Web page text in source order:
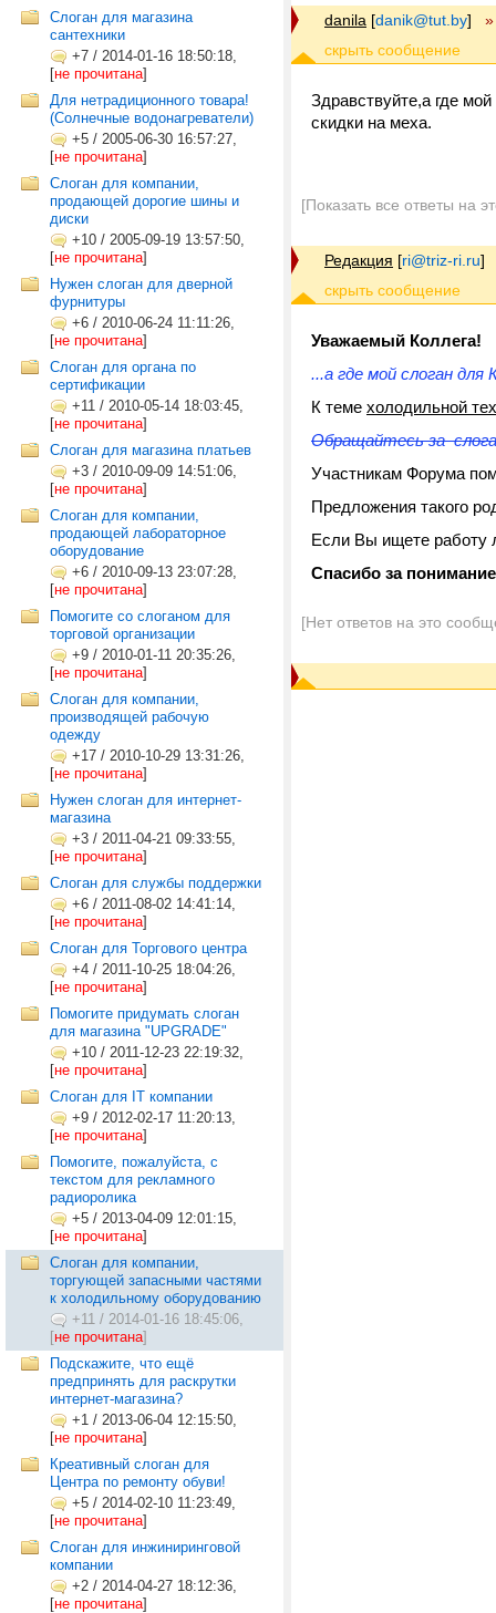
Слоган для магазина
сантехники
+7 / 2014-01-16 18:50:18,
[не прочитана]
Для нетрадиционного товара!
(Солнечные водонагреватели)
+5 / 2005-06-30 16:57:27,
[не прочитана]
Слоган для компании,
продающей дорогие шины и
диски
+10 / 2005-09-19 13:57:50,
[не прочитана]
Нужен слоган для дверной
фурнитуры
+6 / 2010-06-24 11:11:26,
[не прочитана]
Слоган для органа по
сертификации
+11 / 2010-05-14 18:03:45,
[не прочитана]
Слоган для магазина платьев
+3 / 2010-09-09 14:51:06,
[не прочитана]
Слоган для компании,
продающей лабораторное
оборудование
+6 / 2010-09-13 23:07:28,
[не прочитана]
Помогите со слоганом для
торговой организации
+9 / 2010-01-11 20:35:26,
[не прочитана]
Слоган для компании,
производящей рабочую
одежду
+17 / 2010-10-29 13:31:26,
[не прочитана]
Нужен слоган для интернет-
магазина
+3 / 2011-04-21 09:33:55,
[не прочитана]
Слоган для службы поддержки
+6 / 2011-08-02 14:41:14,
[не прочитана]
Слоган для Торгового центра
+4 / 2011-10-25 18:04:26,
[не прочитана]
Помогите придумать слоган
для магазина "UPGRADE"
+10 / 2011-12-23 22:19:32,
[не прочитана]
Слоган для IT компании
+9 / 2012-02-17 11:20:13,
[не прочитана]
Помогите, пожалуйста, с
текстом для рекламного
радиоролика
+5 / 2013-04-09 12:01:15,
[не прочитана]
Слоган для компании,
торгующей запасными частями
к холодильному оборудованию
+11 / 2014-01-16 18:45:06,
[не прочитана]
Подскажите, что ещё
предпринять для раскрутки
интернет-магазина?
+1 / 2013-06-04 12:15:50,
[не прочитана]
Креативный слоган для
Центра по ремонту обуви!
+5 / 2014-02-10 11:23:49,
[не прочитана]
Слоган для инжиниринговой
компании
+2 / 2014-04-27 18:12:36,
[не прочитана]
danila [danik@tut.by] »
Здравствуйте,а где
скидки на меха.
[Показать все ответы на
Редакция [ri@triz-ri.ru]
Уважаемый Коллега!
...а где мой слоган для
К теме холодильной
Обращайтесь за
Участникам Форума
Предложения такого
Если Вы ищете работу
Спасибо за
[Нет ответов на это